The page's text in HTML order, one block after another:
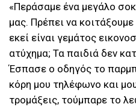
«Περάσαμε ένα μεγάλο σοκ
μας. Πρέπει να
εκεί είναι γεμάτος
ατύχημα; Τα παιδιά δεν
Έσπασε ο οδηγός το
κόρη μου τηλέφωνο και
τρομάξεις, τούμπαρε το